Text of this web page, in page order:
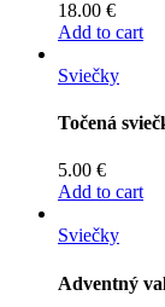
18.00 €
Add to cart
Sviečky
Točená
5.00 €
Add to cart
Sviečky
Adventný